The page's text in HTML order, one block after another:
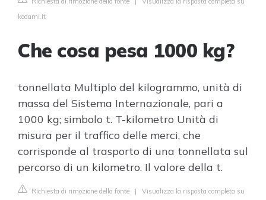
kodami.it
Che cosa pesa 1000 kg?
tonnellata Multiplo del kilogrammo, unità di
massa del Sistema Internazionale, pari a
1000 kg; simbolo t. T-kilometro Unità di
misura per il traffico delle merci, che
corrisponde al trasporto di una tonnellata sul
percorso di un kilometro. Il valore della t.
Richiesta di rimozione della fonte | Visualizza la risposta completa su